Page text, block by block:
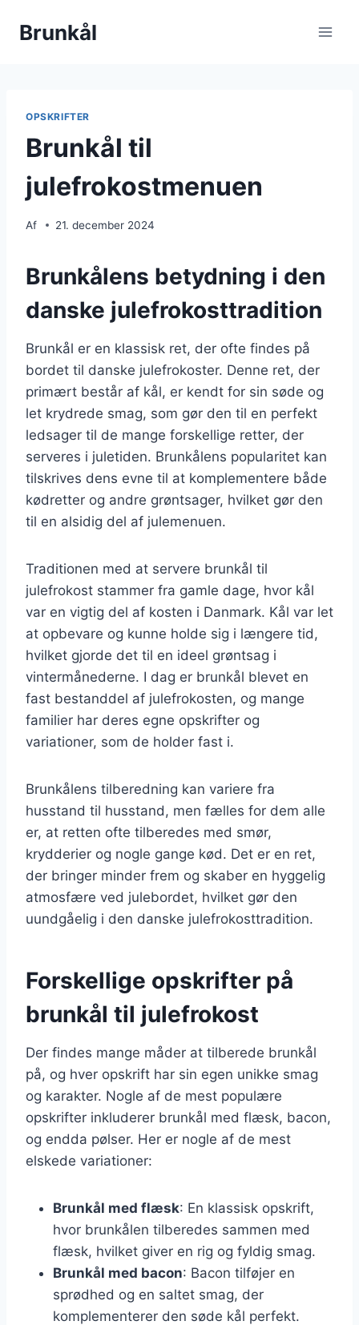
Brunkål
OPSKRIFTER
Brunkål til
julefrokostmenuen
Af 21. december 2024
Brunkålens betydning i den
danske julefrokosttradition
Brunkål er en klassisk ret, der ofte findes på
bordet til danske julefrokoster. Denne ret, der
primært består af kål, er kendt for sin søde og
let krydrede smag, som gør den til en perfekt
ledsager til de mange forskellige retter, der
serveres i juletiden. Brunkålens popularitet kan
tilskrives dens evne til at komplementere både
kødretter og andre grøntsager, hvilket gør den
til en alsidig del af julemenuen.
Traditionen med at servere brunkål til
julefrokost stammer fra gamle dage, hvor kål
var en vigtig del af kosten i Danmark. Kål var let
at opbevare og kunne holde sig i længere tid,
hvilket gjorde det til en ideel grøntsag i
vintermånederne. I dag er brunkål blevet en
fast bestanddel af julefrokosten, og mange
familier har deres egne opskrifter og
variationer, som de holder fast i.
Brunkålens tilberedning kan variere fra
husstand til husstand, men fælles for dem alle
er, at retten ofte tilberedes med smør,
krydderier og nogle gange kød. Det er en ret,
der bringer minder frem og skaber en hyggelig
atmosfære ved julebordet, hvilket gør den
uundgåelig i den danske julefrokosttradition.
Forskellige opskrifter på
brunkål til julefrokost
Der findes mange måder at tilberede brunkål
på, og hver opskrift har sin egen unikke smag
og karakter. Nogle af de mest populære
opskrifter inkluderer brunkål med flæsk, bacon,
og endda pølser. Her er nogle af de mest
elskede variationer:
Brunkål med flæsk: En klassisk opskrift,
hvor brunkålen tilberedes sammen med
flæsk, hvilket giver en rig og fyldig smag.
Brunkål med bacon: Bacon tilføjer en
sprødhed og en saltet smag, der
komplementerer den søde kål perfekt.